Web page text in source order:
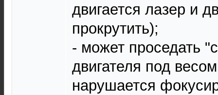
двигается лазер и
прокрутить);
- может проседать
двигателя под
нарушается